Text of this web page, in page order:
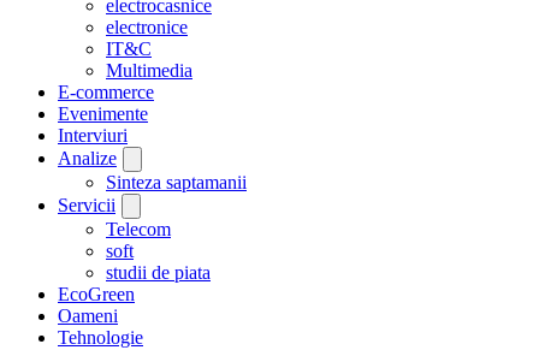
electrocasnice
electronice
IT&C
Multimedia
E-commerce
Evenimente
Interviuri
Analize
Sinteza saptamanii
Servicii
Telecom
soft
studii de piata
EcoGreen
Oameni
Tehnologie